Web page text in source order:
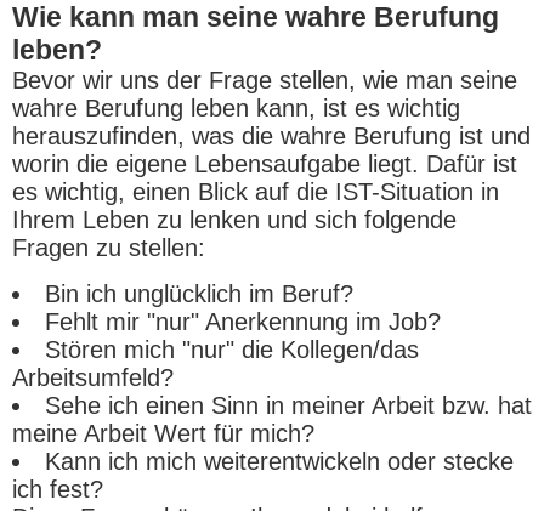
Wie kann man seine wahre Berufung
leben?
Bevor wir uns der Frage stellen, wie man seine
wahre Berufung leben kann, ist es wichtig
herauszufinden, was die wahre Berufung ist und
worin die eigene Lebensaufgabe liegt. Dafür ist
es wichtig, einen Blick auf die IST-Situation in
Ihrem Leben zu lenken und sich folgende
Fragen zu stellen:
Bin ich unglücklich im Beruf?
Fehlt mir "nur" Anerkennung im Job?
Stören mich "nur" die Kollegen/das
Arbeitsumfeld?
Sehe ich einen Sinn in meiner Arbeit bzw. hat
meine Arbeit Wert für mich?
Kann ich mich weiterentwickeln oder stecke
ich fest?